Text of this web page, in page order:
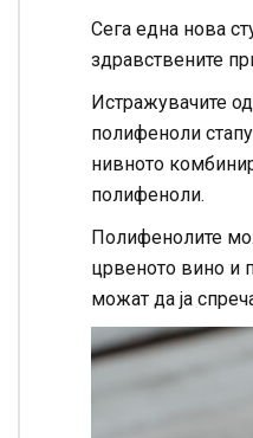
Сега една нова
здравствените
Истражувачите
полифеноли
нивното
полифеноли.
Полифенолите
црвеното вино и
можат да ја